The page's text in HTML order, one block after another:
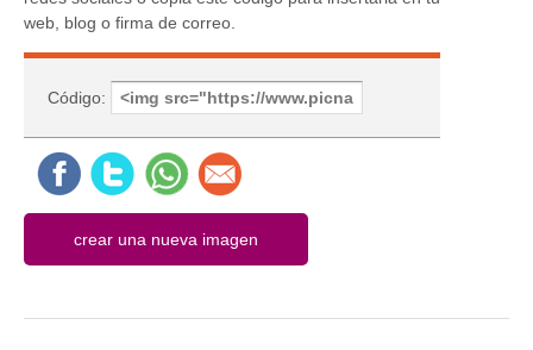
web, blog o firma de correo.
Código: